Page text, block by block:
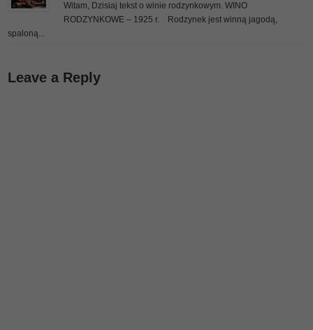
Witam, Dzisiaj tekst o winie rodzynkowym. WINO
RODZYNKOWE – 1925 r. Rodzynek jest winną jagodą,
spaloną...
Leave a Reply